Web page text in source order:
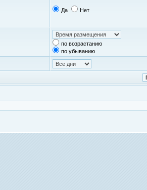
Да Нет
по возрастанию
по убыванию